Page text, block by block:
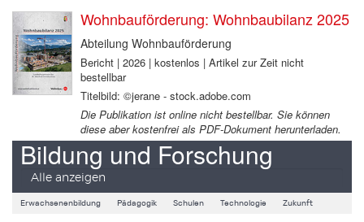
Wohnbauförderung: Wohnbaubilanz 2025
Abteilung Wohnbauförderung
Bericht | 2026 | kostenlos | Artikel zur Zeit nicht
bestellbar
Titelbild: ©jerane - stock.adobe.com
Die Publikation ist online nicht bestellbar. Sie können
diese aber kostenfrei als PDF-Dokument herunterladen.
Bildung und Forschung
Alle anzeigen
Erwachsenenbildung Pädagogik Schulen Technologie Zukunft